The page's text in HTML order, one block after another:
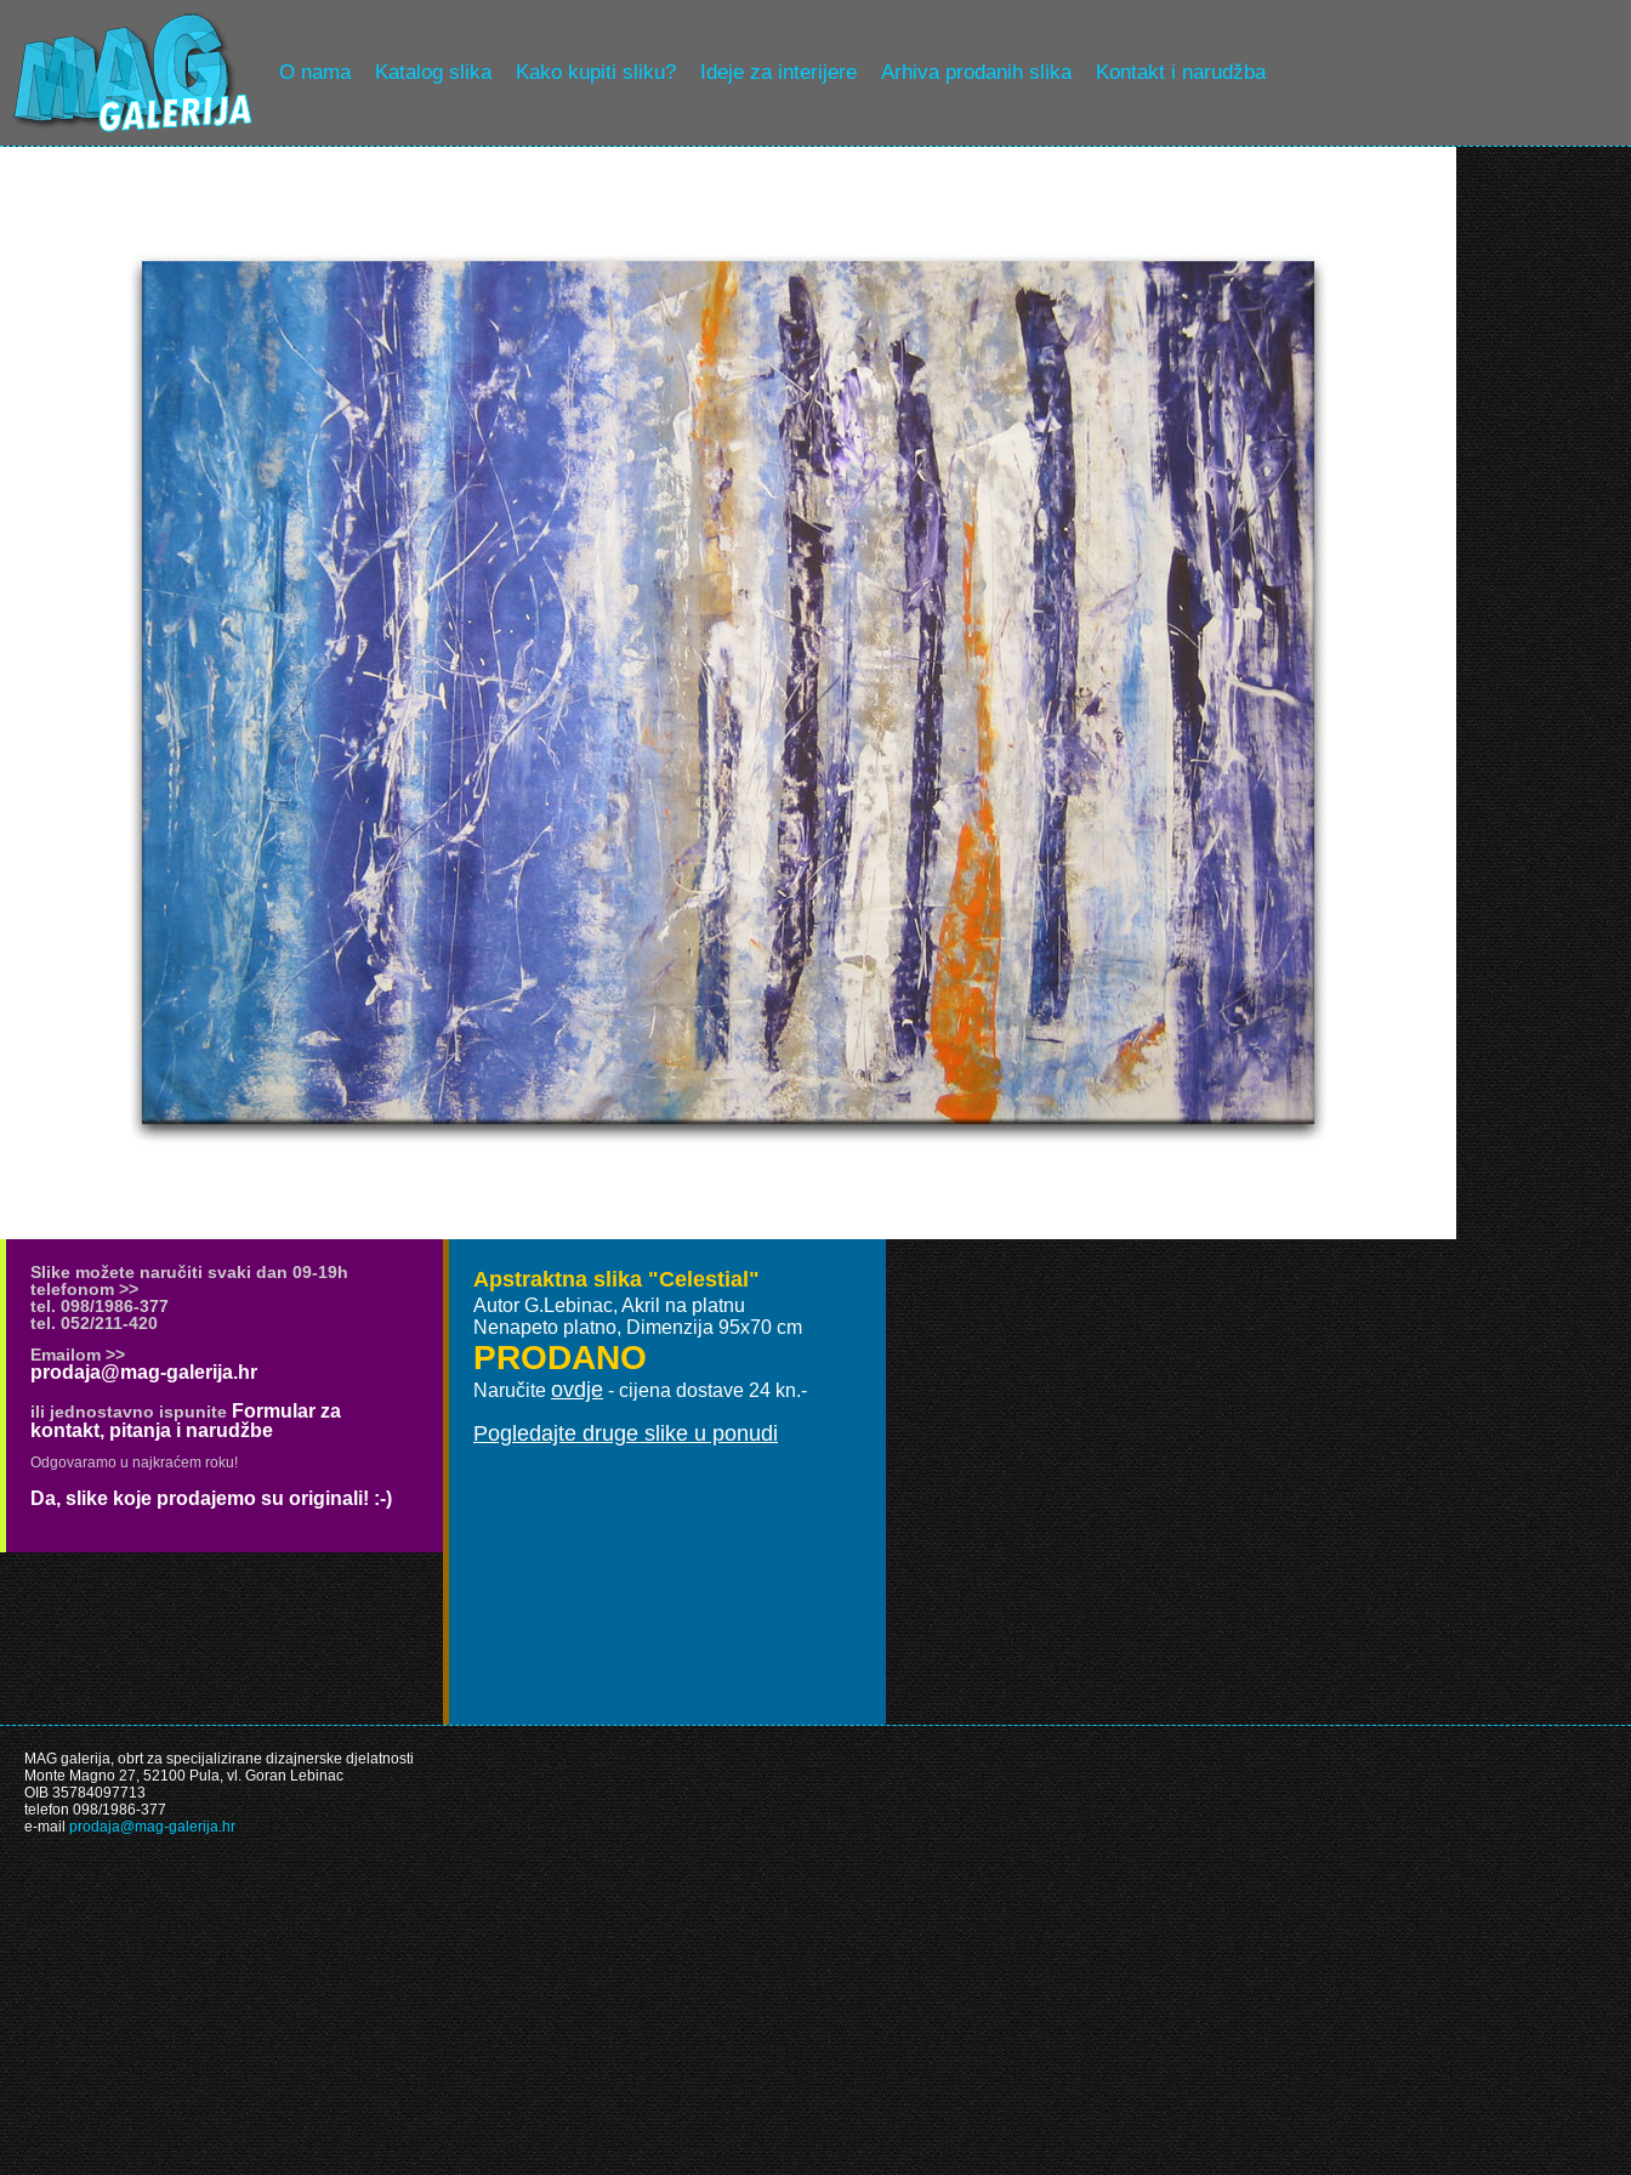
O nama Katalog slika Kako kupiti sliku? Ideje za interijere Arhiva prodanih slika Kontakt i narudžba
Slike možete naručiti svaki dan 09-19h
telefonom >>
tel. 098/1986-377
tel. 052/211-420
Emailom >>
prodaja@mag-galerija.hr
ili jednostavno ispunite Formular za
kontakt, pitanja i narudžbe
Odgovaramo u najkraćem roku!
Da, slike koje prodajemo su originali! :-)
Apstraktna slika "Celestial"
Autor G.Lebinac, Akril na platnu
Nenapeto platno, Dimenzija 95x70 cm
PRODANO
Naručite ovdje - cijena dostave 24 kn.-
Pogledajte druge slike u ponudi
MAG galerija, obrt za specijalizirane dizajnerske djelatnosti
Monte Magno 27, 52100 Pula, vl. Goran Lebinac
OIB 35784097713
telefon 098/1986-377
e-mailprodaja@mag-galerija.hr